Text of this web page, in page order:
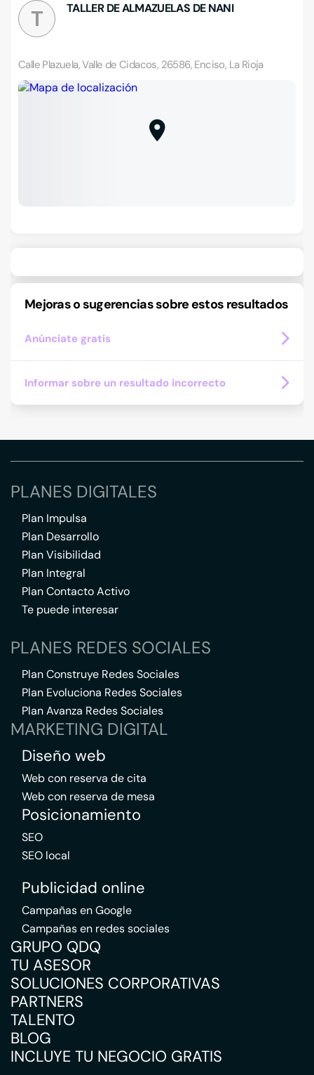
T TALLER DE ALMAZUELAS DE NANI
Calle Plazuela, Valle de Cidacos, 26586, Enciso, La Rioja
Mejoras o sugerencias sobre estos resultados
Anúnciate gratis
Informar sobre un resultado incorrecto
PLANES DIGITALES
Plan Impulsa
Plan Desarrollo
Plan Visibilidad
Plan Integral
Plan Contacto Activo
Te puede interesar
PLANES REDES SOCIALES
Plan Construye Redes Sociales
Plan Evoluciona Redes Sociales
Plan Avanza Redes Sociales
MARKETING DIGITAL
Diseño web
Web con reserva de cita
Web con reserva de mesa
Posicionamiento
SEO
SEO local
Publicidad online
Campañas en Google
Campañas en redes sociales
GRUPO QDQ
TU ASESOR
SOLUCIONES CORPORATIVAS
PARTNERS
TALENTO
BLOG
INCLUYE TU NEGOCIO GRATIS